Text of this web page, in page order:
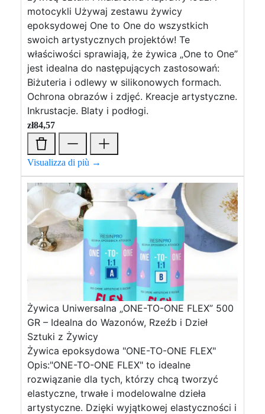
motocykli Używaj zestawu żywicy
epoksydowej One to One do wszystkich
swoich artystycznych projektów! Te
właściwości sprawiają, że żywica „One to One”
jest idealna do następujących zastosowań:
Biżuteria i odlewy w silikonowych formach.
Ochrona obrazów i zdjęć. Kreacje artystyczne.
Inkrustacje. Blaty i podłogi.
zł84,57
Visualizza di più →
Żywica Uniwersalna „ONE-TO-ONE FLEX” 500
GR – Idealna do Wazonów, Rzeźb i Dzieł
Sztuki z Żywicy
Żywica epoksydowa "ONE-TO-ONE FLEX"
Opis:"ONE-TO-ONE FLEX" to idealne
rozwiązanie dla tych, którzy chcą tworzyć
elastyczne, trwałe i modelowalne dzieła
artystyczne. Dzięki wyjątkowej elastyczności i